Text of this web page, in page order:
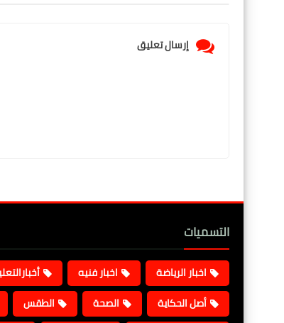
إرسال تعليق
التسميات
اخبار الرياضة اخبار فنيه
أصل الحكاية
الصحة الطقس